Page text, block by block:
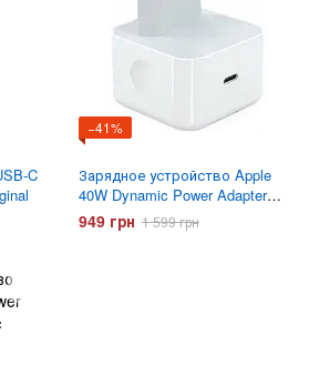
−41%
Зарядное устройство Apple
40W Dynamic Power Adapter
with 60W Max (MGKN4)
949 грн 1 599 грн